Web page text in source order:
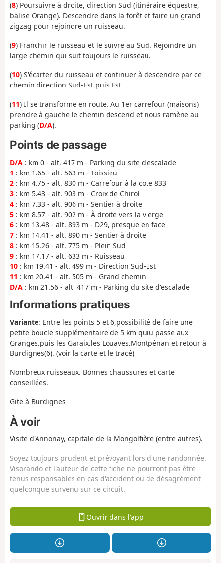
(8) Poursuivre à droite, direction Sud (itinéraire équestre,
balise Orange). Descendre dans la forêt et faire un grand
zigzag pour rejoindre un ruisseau.
(9) Franchir le ruisseau et le suivre au Sud. Rejoindre un
large chemin qui suit toujours le ruisseau.
(10) S'écarter du ruisseau et continuer à descendre par ce
chemin direction Sud-Est puis Est.
(11) Il se transforme en route. Au 1er carrefour (maisons)
prendre à gauche le chemin descend et nous ramène au
parking (D/A).
Points de passage
D/A : km 0 - alt. 417 m - Parking du site d'escalade
1 : km 1.65 - alt. 563 m - Toissieu
2 : km 4.75 - alt. 830 m - Carrefour à la cote 833
3 : km 5.43 - alt. 903 m - Croix de Chirol
4 : km 7.33 - alt. 906 m - Sentier à droite
5 : km 8.57 - alt. 902 m - À droite vers la vierge
6 : km 13.48 - alt. 893 m - D29, presque en face
7 : km 14.41 - alt. 890 m - Sentier à droite
8 : km 15.26 - alt. 775 m - Plein Sud
9 : km 17.17 - alt. 633 m - Ruisseau
10 : km 19.41 - alt. 499 m - Direction Sud-Est
11 : km 20.41 - alt. 505 m - Grand chemin
D/A : km 21.56 - alt. 417 m - Parking du site d'escalade
Informations pratiques
Variante: Entre les points 5 et 6,possibilité de faire une
petite boucle supplémentaire de 5 km quiu passe aux
Granges,puis les Garaix,les Louaves,Montpénan et retour à
Burdignes(6). (voir la carte et le tracé)
Nombreux ruisseaux. Bonnes chaussures et carte
conseillées.
Gite à Burdignes
À voir
Visite d'Annonay, capitale de la Mongolfière (entre autres).
Soyez toujours prudent et prévoyant lors d'une randonnée.
Visorando et l'auteur de cette fiche ne pourront pas être
tenus responsables en cas d'accident ou de désagrément
quelconque survenu sur ce circuit.
Ouvrir dans l'app